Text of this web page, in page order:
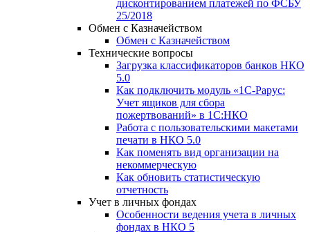
дисконтированием платежей по ФСБУ
25/2018
Обмен с Казначейством
Обмен с Казначейством
Технические вопросы
Загрузка классификаторов банков НКО
5.0
Как подключить модуль «1С-Рарус:
Учет ящиков для сбора
пожертвований» в 1С:НКО
Работа с пользовательскими макетами
печати в НКО 5.0
Как поменять вид организации на
некоммерческую
Как обновить статистическую
отчетность
Учет в личных фондах
Особенности ведения учета в личных
фондах в НКО 5